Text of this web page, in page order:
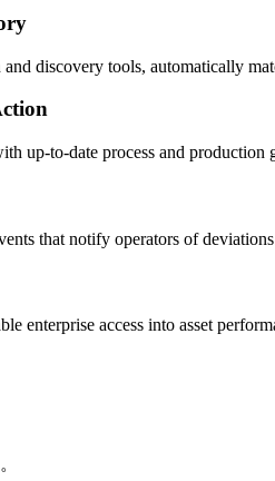
discovery tools, automatically
up-to-date process and production
that notify operators of
enterprise access into asset